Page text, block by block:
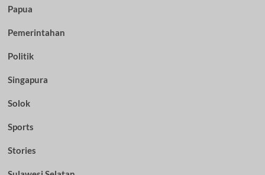
Papua
Pemerintahan
Politik
Singapura
Solok
Sports
Stories